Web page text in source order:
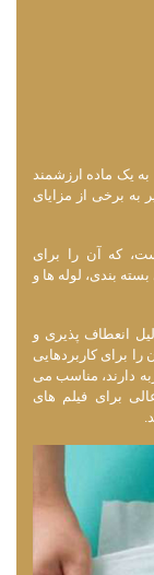
یک ماده ارزشمند
به برخی از مزایای
که آن را برای
‌بندی، لوله ‌ها و
انعطاف ‌پذیری و
برای کاربردهایی
دارند، مناسب می
برای فیلم‌ های